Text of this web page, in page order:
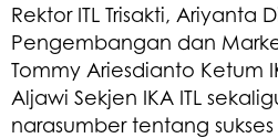
Rektor ITL Trisakti, Ariyanta
Pengembangan dan
Tommy Ariesdianto Ketum
Aljawi Sekjen IKA ITL
narasumber tentang